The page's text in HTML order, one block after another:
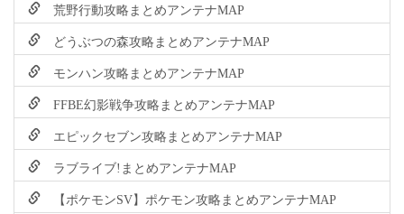
荒野行動攻略まとめアンテナMAP
どうぶつの森攻略まとめアンテナMAP
モンハン攻略まとめアンテナMAP
FFBE幻影戦争攻略まとめアンテナMAP
エピックセブン攻略まとめアンテナMAP
ラブライブ!まとめアンテナMAP
【ポケモンSV】ポケモン攻略まとめアンテナMAP